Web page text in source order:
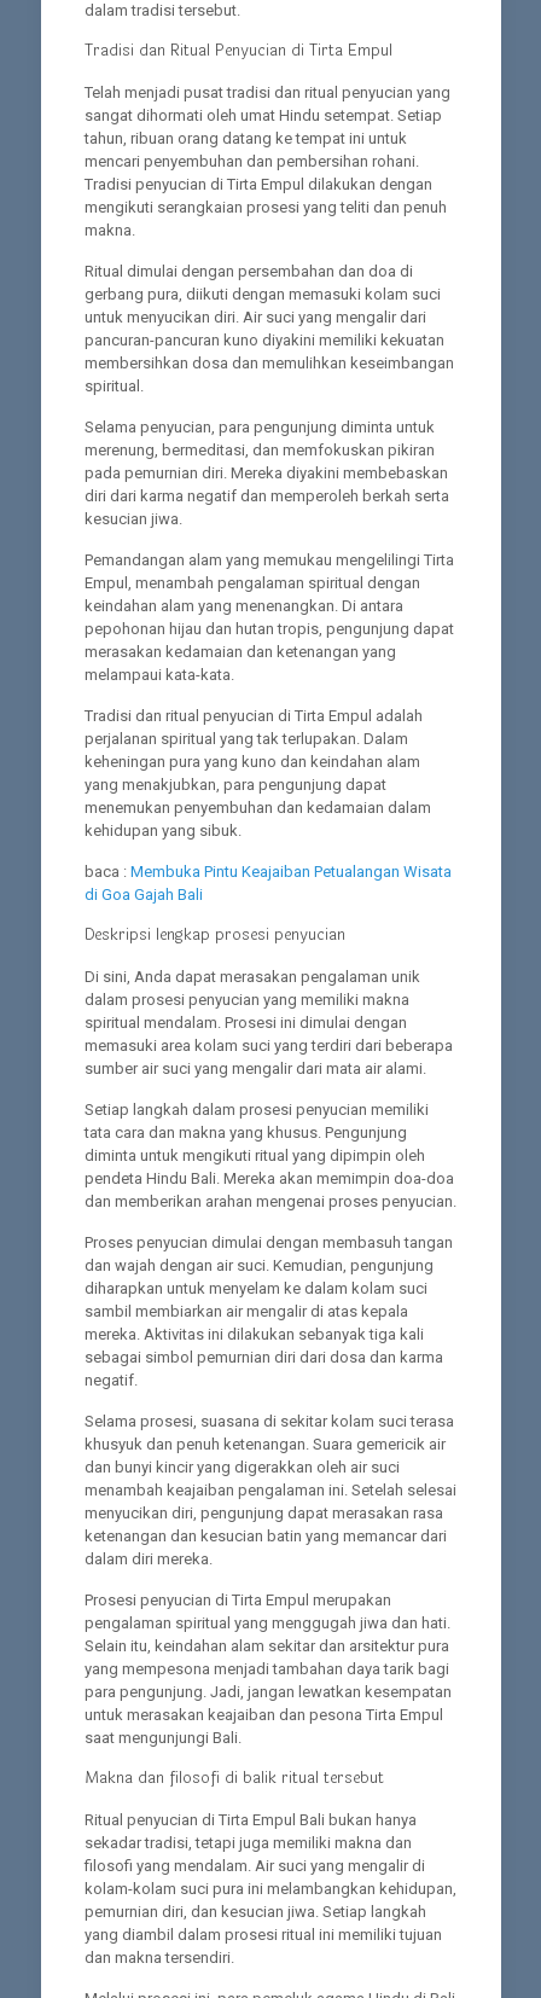
dalam tradisi tersebut.
Tradisi dan Ritual Penyucian di Tirta Empul
Telah menjadi pusat tradisi dan ritual penyucian yang
sangat dihormati oleh umat Hindu setempat. Setiap
tahun, ribuan orang datang ke tempat ini untuk
mencari penyembuhan dan pembersihan rohani.
Tradisi penyucian di Tirta Empul dilakukan dengan
mengikuti serangkaian prosesi yang teliti dan penuh
makna.
Ritual dimulai dengan persembahan dan doa di
gerbang pura, diikuti dengan memasuki kolam suci
untuk menyucikan diri. Air suci yang mengalir dari
pancuran-pancuran kuno diyakini memiliki kekuatan
membersihkan dosa dan memulihkan keseimbangan
spiritual.
Selama penyucian, para pengunjung diminta untuk
merenung, bermeditasi, dan memfokuskan pikiran
pada pemurnian diri. Mereka diyakini membebaskan
diri dari karma negatif dan memperoleh berkah serta
kesucian jiwa.
Pemandangan alam yang memukau mengelilingi Tirta
Empul, menambah pengalaman spiritual dengan
keindahan alam yang menenangkan. Di antara
pepohonan hijau dan hutan tropis, pengunjung dapat
merasakan kedamaian dan ketenangan yang
melampaui kata-kata.
Tradisi dan ritual penyucian di Tirta Empul adalah
perjalanan spiritual yang tak terlupakan. Dalam
keheningan pura yang kuno dan keindahan alam
yang menakjubkan, para pengunjung dapat
menemukan penyembuhan dan kedamaian dalam
kehidupan yang sibuk.
baca : Membuka Pintu Keajaiban Petualangan Wisata
di Goa Gajah Bali
Deskripsi lengkap prosesi penyucian
Di sini, Anda dapat merasakan pengalaman unik
dalam prosesi penyucian yang memiliki makna
spiritual mendalam. Prosesi ini dimulai dengan
memasuki area kolam suci yang terdiri dari beberapa
sumber air suci yang mengalir dari mata air alami.
Setiap langkah dalam prosesi penyucian memiliki
tata cara dan makna yang khusus. Pengunjung
diminta untuk mengikuti ritual yang dipimpin oleh
pendeta Hindu Bali. Mereka akan memimpin doa-doa
dan memberikan arahan mengenai proses penyucian.
Proses penyucian dimulai dengan membasuh tangan
dan wajah dengan air suci. Kemudian, pengunjung
diharapkan untuk menyelam ke dalam kolam suci
sambil membiarkan air mengalir di atas kepala
mereka. Aktivitas ini dilakukan sebanyak tiga kali
sebagai simbol pemurnian diri dari dosa dan karma
negatif.
Selama prosesi, suasana di sekitar kolam suci terasa
khusyuk dan penuh ketenangan. Suara gemericik air
dan bunyi kincir yang digerakkan oleh air suci
menambah keajaiban pengalaman ini. Setelah selesai
menyucikan diri, pengunjung dapat merasakan rasa
ketenangan dan kesucian batin yang memancar dari
dalam diri mereka.
Prosesi penyucian di Tirta Empul merupakan
pengalaman spiritual yang menggugah jiwa dan hati.
Selain itu, keindahan alam sekitar dan arsitektur pura
yang mempesona menjadi tambahan daya tarik bagi
para pengunjung. Jadi, jangan lewatkan kesempatan
untuk merasakan keajaiban dan pesona Tirta Empul
saat mengunjungi Bali.
Makna dan filosofi di balik ritual tersebut
Ritual penyucian di Tirta Empul Bali bukan hanya
sekadar tradisi, tetapi juga memiliki makna dan
filosofi yang mendalam. Air suci yang mengalir di
kolam-kolam suci pura ini melambangkan kehidupan,
pemurnian diri, dan kesucian jiwa. Setiap langkah
yang diambil dalam prosesi ritual ini memiliki tujuan
dan makna tersendiri.